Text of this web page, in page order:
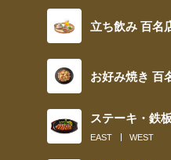
立ち飲み 百名
お好み焼き 百
ステーキ・鉄
EAST WEST